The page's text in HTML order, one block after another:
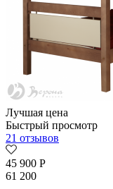
Лучшая цена
Быстрый просмотр
21 отзывов
45 900 Р
61 200